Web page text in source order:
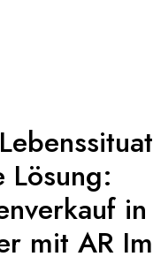
Lösung:
in
mit AR